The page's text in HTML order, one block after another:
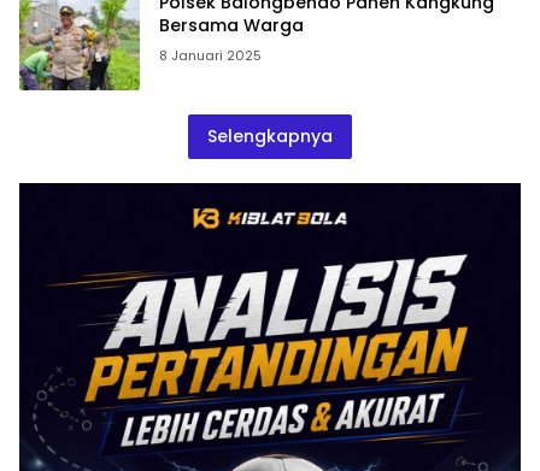
Bersama Warga
8 Januari 2025
Selengkapnya